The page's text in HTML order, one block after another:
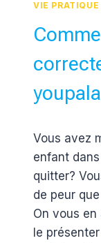
VIE PRATIQUE
youpala
Estelle
Vous avez
enfant
quitter?
de peur
On vous
le